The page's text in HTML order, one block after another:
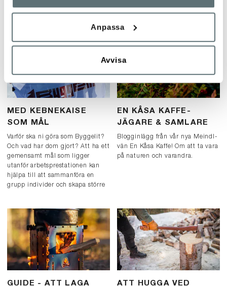
Anpassa
Avvisa
träna hundar.
MED KEBNEKAISE
SOM MÅL
Varför ska ni göra som Byggelit?
Och vad har dom gjort? Att ha ett
gemensamt mål som ligger
utanför arbetsprestationen kan
hjälpa till att sammanföra en
grupp individer och skapa större
EN KÅSA KAFFE-
JÄGARE & SAMLARE
Blogginlägg från vår nya Meindl-
vän En Kåsa Kaffe! Om att ta vara
på naturen och varandra.
GUIDE - ATT LAGA
ATT HUGGA VED